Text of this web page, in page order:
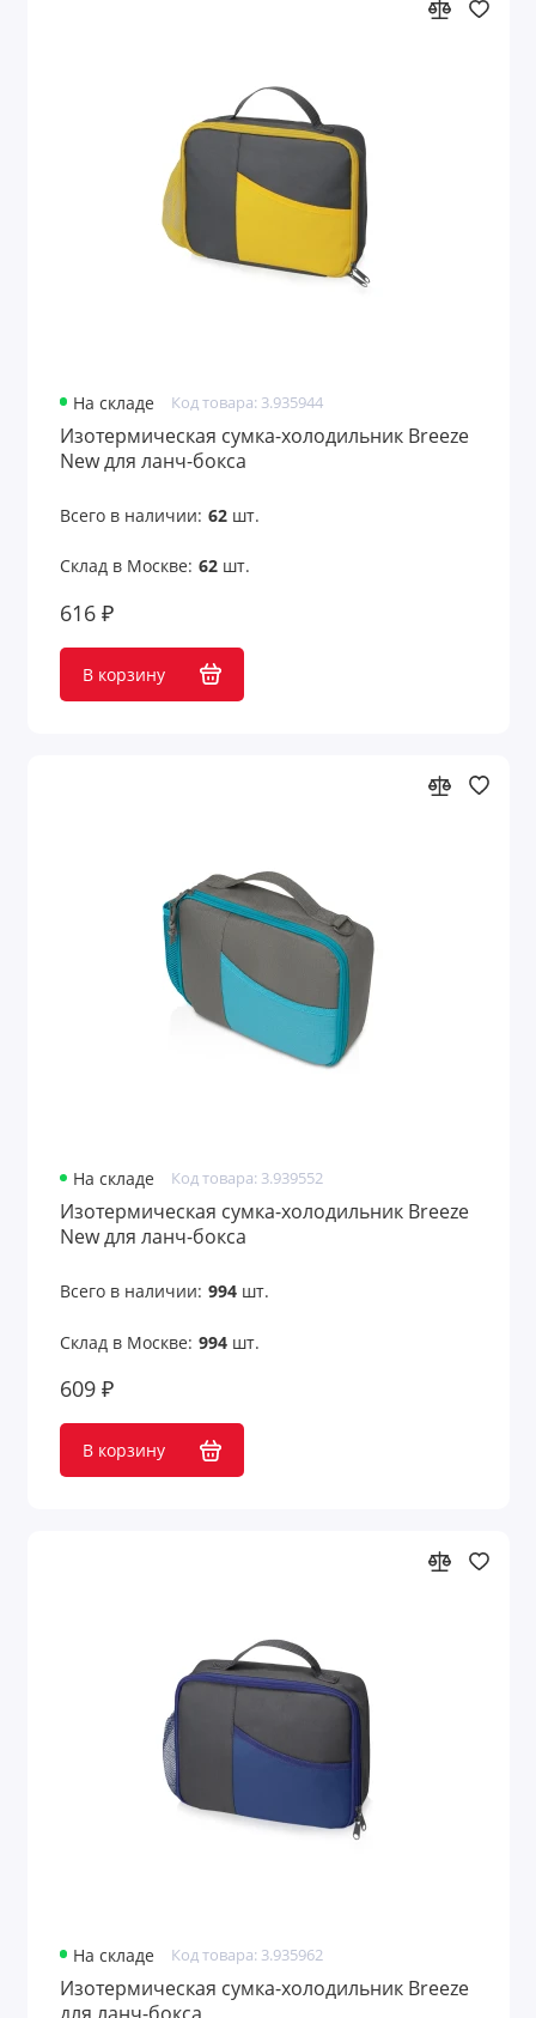
На складе Код товара: 3.935944
Изотермическая сумка-холодильник Breeze
New для ланч-бокса
Всего в наличии: 62шт.
Склад в Москве: 62шт.
616 ₽
В корзину
На складе Код товара: 3.939552
Изотермическая сумка-холодильник Breeze
New для ланч-бокса
Всего в наличии: 994шт.
Склад в Москве: 994шт.
609 ₽
В корзину
На складе Код товара: 3.935962
Изотермическая сумка-холодильник Breeze